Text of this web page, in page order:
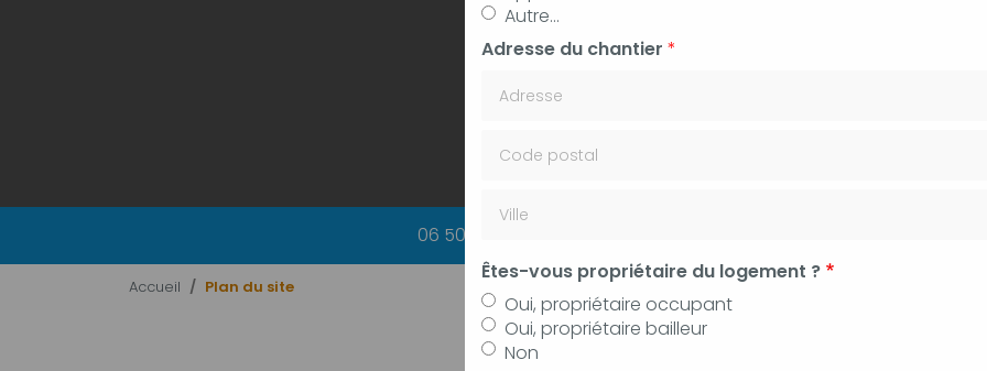
06 50 83 35 36
Accueil Plan du site
Autre...
Adresse du chantier *
Êtes-vous propriétaire du logement ?
Oui, propriétaire occupant
Oui, propriétaire bailleur
Non